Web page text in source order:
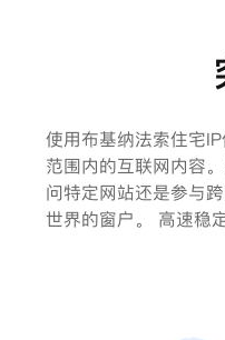
使用布基纳法索住宅
范围内的互联网内容
问特定网站还是参与
世界的窗户。 高速稳